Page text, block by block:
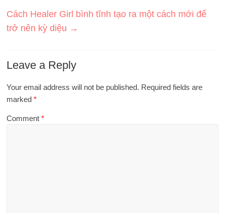
Cách Healer Girl bình tĩnh tạo ra một cách mới để
trở nên kỳ diệu →
Leave a Reply
Your email address will not be published. Required fields are
marked*
Comment*